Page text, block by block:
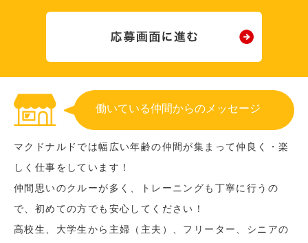
働いている仲間からのメッセージ
マクドナルドでは幅広い年齢の仲間が集まって仲良く・楽
しく仕事をしています！
仲間思いのクルーが多く、トレーニングも丁寧に行うの
で、初めての方でも安心してください！
高校生、大学生から主婦（主夫）、フリーター、シニアの